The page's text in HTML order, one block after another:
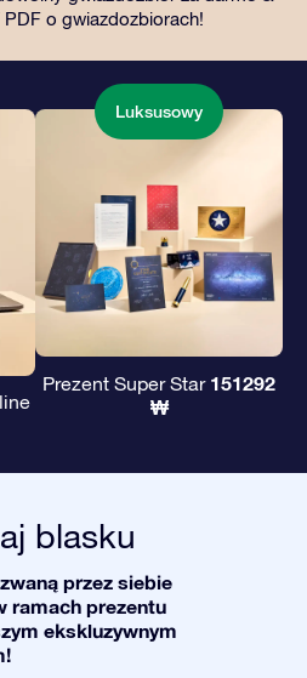
bliskim.o gwiazdozbiorach!
Luksusowy
Prezent Super Star 151292
₩
blasku
przez siebie
ramach prezentu
ekskluzywnym